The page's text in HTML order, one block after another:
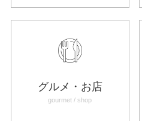
グルメ・お店
gourmet / shop